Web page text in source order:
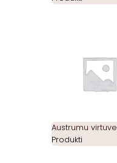
Austrumu virtuve
Produkti